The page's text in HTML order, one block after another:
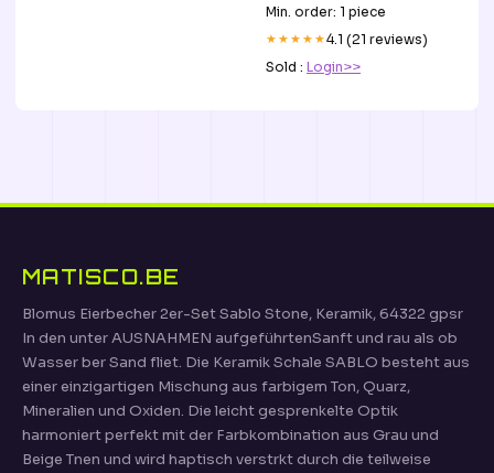
Min. order: 1 piece
★★★★★4.1 (21 reviews)
Sold : Login>>
MATISCO.BE
Blomus Eierbecher 2er-Set Sablo Stone, Keramik, 64322 gpsr
In den unter AUSNAHMEN aufgeführtenSanft und rau als ob
Wasser ber Sand fliet. Die Keramik Schale SABLO besteht aus
einer einzigartigen Mischung aus farbigem Ton, Quarz,
Mineralien und Oxiden. Die leicht gesprenkelte Optik
harmoniert perfekt mit der Farbkombination aus Grau und
Beige Tnen und wird haptisch verstrkt durch die teilweise